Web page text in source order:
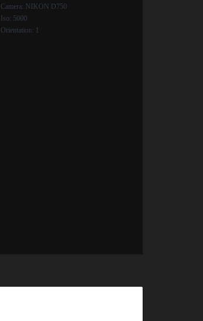
Camera: NIKON D750
Iso: 5000
Orientation: 1